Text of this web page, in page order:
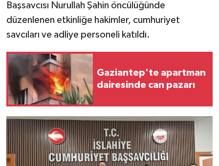
Başsavcısı Nurullah Şahin öncülüğünde
düzenlenen etkinliğe hakimler, cumhuriyet
savcıları ve adliye personeli katıldı.
Gaziantep'te apartman
dairesinde can pazarı
Türkiye
Yaşam
Yeme-İçme
Yemek